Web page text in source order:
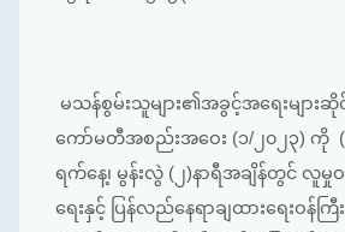
မသန်စွမ်းသူများ၏အခွင့်အရေးများဆို
ကော်မတီအစည်းအဝေး (၁/၂၀၂၃) ကို (
ရက်နေ့၊ မွန်းလွဲ (၂)နာရီအချိန်တွင် လူ
ရေးနှင့် ပြန်လည်နေရာချထားရေးဝန်ကြီး